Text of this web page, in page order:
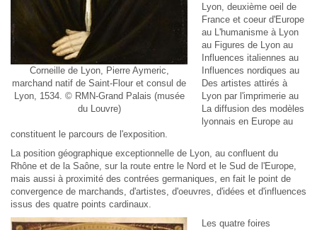
Corneille de Lyon, Pierre Aymeric,
marchand natif de Saint-Flour et consul de
Lyon, 1534. © RMN-Grand Palais (musée
du Louvre)
Lyon, deuxième oeil de
France et coeur d'Europe
au L'humanisme à Lyon
au Figures de Lyon au
Influences italiennes au
Influences nordiques au
Des artistes attirés à
Lyon par l'imprimerie au
La diffusion des modèles
lyonnais en Europe au
constituent le parcours de l'exposition.
La position géographique exceptionnelle de Lyon, au confluent du
Rhône et de la Saône, sur la route entre le Nord et le Sud de l'Europe,
mais aussi à proximité des contrées germaniques, en fait le point de
convergence de marchands, d'artistes, d'oeuvres, d'idées et d'influences
issus des quatre points cardinaux.
Les quatre foires